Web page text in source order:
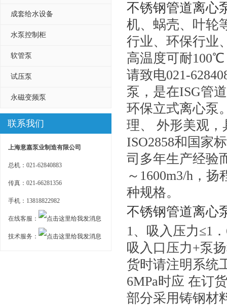
成套给水设备
水泵控制柜
软管泵
试压泵
永磁变频泵
联系我们
上海意嘉泵业制造有限公司
总机：021-62840883
传真：021-66281356
手机：13818822982
在线客服：
技术服务：
不锈钢管道离心
机、蜗壳、叶轮
行业、环保行业
高温度可耐
请致电021-
泵，是在ISG管
环保立式离心泵
理、 外形美观
ISO2858和国家
司多年生产经验
～1600m3/h，
种规格。
不锈钢管道离心
1、吸入压力≤1
吸入口压力+泵
货时请注明系统
6MPa时应 在订
部分采用铸钢材